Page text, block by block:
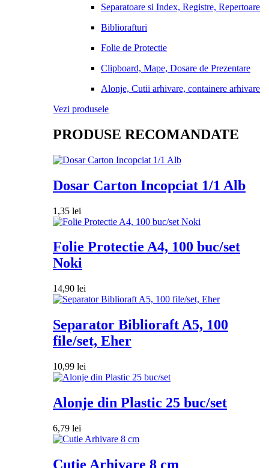
Separatoare si Index, Registre, Repertoare
Bibliorafturi
Folie de Protectie
Clipboard, Mape, Dosare de Prezentare
Alonje, Cutii arhivare, containere arhivare
Vezi produsele
PRODUSE RECOMANDATE
Dosar Carton Incopciat 1/1 Alb
1,35 lei
Folie Protectie A4, 100 buc/set
Noki
14,90 lei
Separator Biblioraft A5, 100
file/set, Eher
10,99 lei
Alonje din Plastic 25 buc/set
6,79 lei
Cutie Arhivare 8 cm